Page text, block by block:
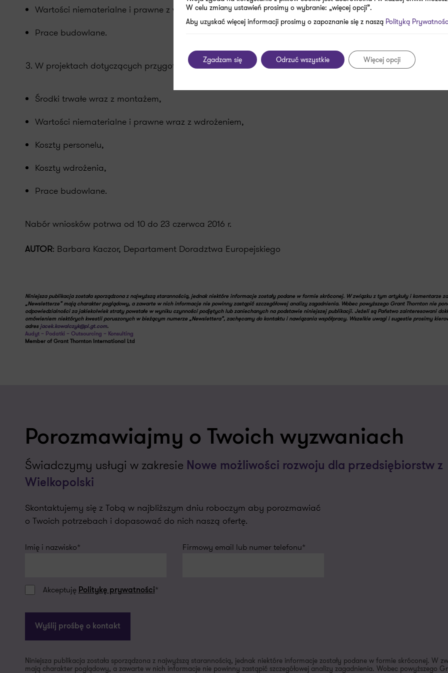
Wartości niematerialne i prawne z wdrożeniem,
Prace budowlane.
W projektach dotyczących przygotowania do wdrożenia wyników badań:
Środki trwałe wraz z montażem,
Wartości niematerialne i prawne wraz z wdrożeniem,
Koszty personelu,
Koszty wdrożenia,
Prace budowlane.
Nabór wniosków potrwa od 10 do 23 czerwca 2016 r.
AUTOR: Barbara Kaczor, Departament Doradztwa Europejskiego
Niniejsza publikacja została sporządzona z najwyższą starannością, jednak niektóre informacje zostały podane w formie skróconej. W związku z tym artykuły i komentarze
„Newsletterze” mają charakter poglądowy, a zawarte w nich informacje nie powinny zastąpić szczegółowej analizy zagadnienia. Wobec powyższego Grant Thornton nie
odpowiedzialności za jakiekolwiek straty powstałe w wyniku czynności podjętych lub zaniechanych na podstawie niniejszej publikacji. Jeżeli są Państwo zainteresowani
omówieniem niektórych kwestii poruszonych w bieżącym numerze „Newslettera”, zachęcamy do kontaktu i nawiązania współpracy. Wszelkie uwagi i sugestie prosimy
adres jacek.kowalczyk@pl.gt.com.
Audyt – Podatki – Outsourcing – Konsulting
Member of Grant Thornton International Ltd
Porozmawiajmy o Twoich wyzwaniach
Świadczymy usługi w zakresie Nowe możliwości rozwoju dla przedsiębiorstw z
Wielkopolski
Skontaktujemy się z Tobą w najbliższym dniu roboczym aby porozmawiać
o Twoich potrzebach i dopasować do nich naszą ofertę.
Imię i nazwisko* Firmowy email lub numer telefonu*
Akceptuję Politykę prywatności*
Wyślij prośbę o kontakt
Niniejsza publikacja została sporządzona z najwyższą starannością, jednak niektóre informacje zostały podane w formie skróconej. W
mają charakter poglądowy, a zawarte w nich informacje nie powinny zastąpić szczegółowej analizy zagadnienia. Wobec powyższego
W celu zmiany ustawień prosimy o wybranie: „więcej opcji”.
Aby uzyskać więcej informacji prosimy o zapoznanie się z naszą Polityką
Zgadzam się Odrzuć wszystkie Więcej opcji